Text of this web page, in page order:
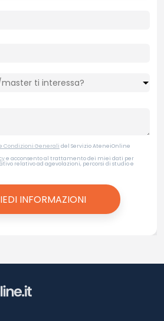
Condizioni Generali del Servizio AteneiOnline
e acconsento al trattamento dei miei dati per
relativo ad agevolazioni, percorsi di studio e